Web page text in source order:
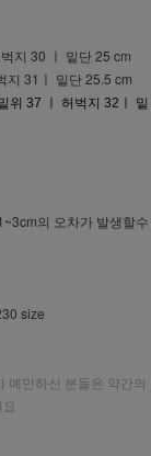
지 30 ㅣ 밑단 25 cm
지 31ㅣ 밑단 25.5 cm
ㅣ 허벅지 32ㅣ 밑
의 오차가 발생할수
size
예민하신 분들은 약간의